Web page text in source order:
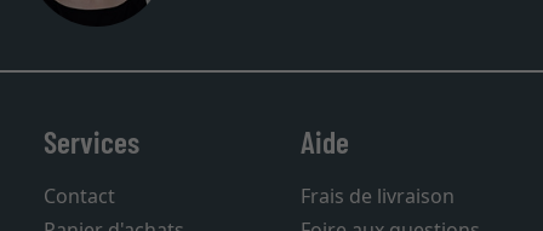
Services
Contact
Aide
Frais de livraison